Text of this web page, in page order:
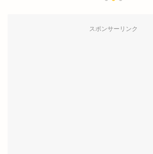
スポンサーリンク